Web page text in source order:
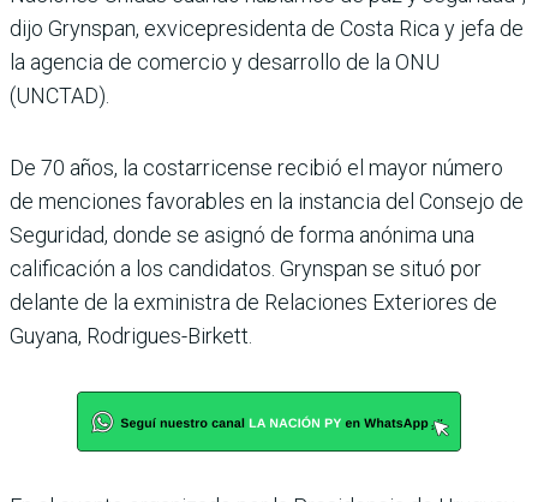
dijo Grynspan, exvicepresidenta de Costa Rica y jefa de
la agencia de comercio y desarrollo de la ONU
(UNCTAD).
De 70 años, la costarricense recibió el mayor número
de menciones favorables en la instancia del Consejo de
Seguridad, donde se asignó de forma anónima una
calificación a los candidatos. Grynspan se situó por
delante de la exministra de Relaciones Exteriores de
Guyana, Rodrigues-Birkett.